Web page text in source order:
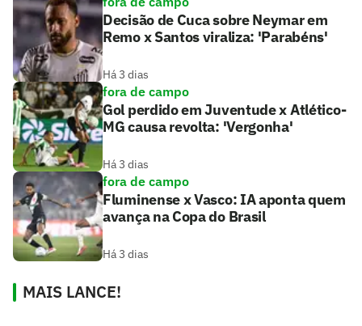
Decisão de Cuca sobre Neymar em
Remo x Santos viraliza: 'Parabéns'
Há 3 dias
fora de campo
Gol perdido em Juventude x Atlético-
MG causa revolta: 'Vergonha'
Há 3 dias
fora de campo
Fluminense x Vasco: IA aponta quem
avança na Copa do Brasil
Há 3 dias
MAIS LANCE!